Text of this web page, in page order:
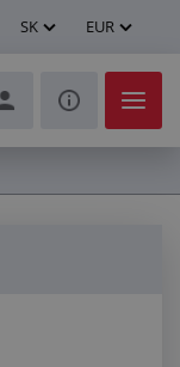
SK EUR